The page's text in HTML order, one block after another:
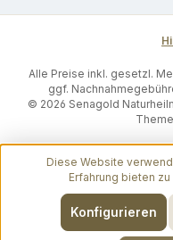
Alle Preise inkl. gesetzl.
ggf.
© 2026 Senagold
Diese Website
Erfahrung bieten zu
Konfigurieren